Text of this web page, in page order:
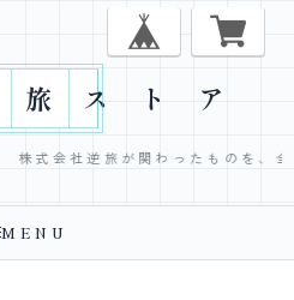
旅 ス ト ア
株式会社逆旅が関わったものを、全
MENU